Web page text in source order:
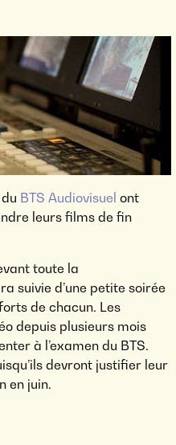
BTS Audiovisuel ont
leurs films de fin
toute la
suivie d’une petite soirée
de chacun. Les
depuis plusieurs mois
à l’examen du BTS.
devront justifier leur
en juin.